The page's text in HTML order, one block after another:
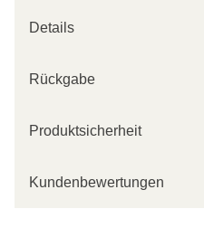
Details
Rückgabe
Produktsicherheit
Kundenbewertungen